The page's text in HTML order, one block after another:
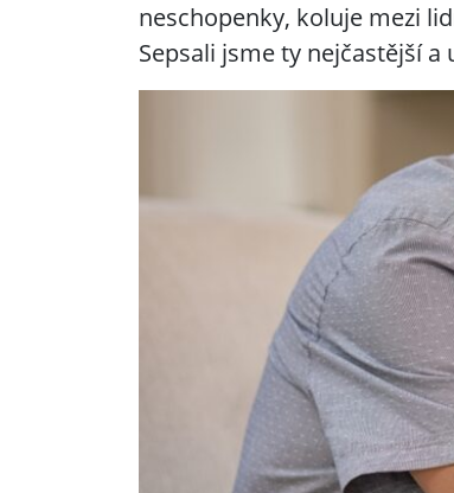
neschopenky, koluje mezi
Sepsali jsme ty nejčastější